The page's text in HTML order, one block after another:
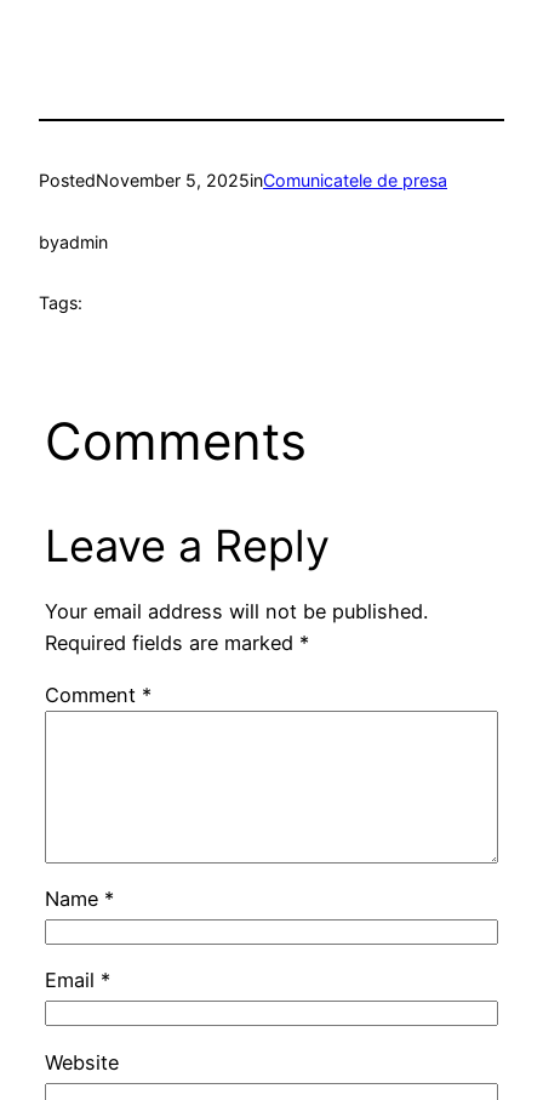
PostedNovember 5, 2025inComunicatele de presa
byadmin
Tags:
Comments
Leave a Reply
Your email address will not be published.
Required fields are marked *
Comment *
Name *
Email *
Website